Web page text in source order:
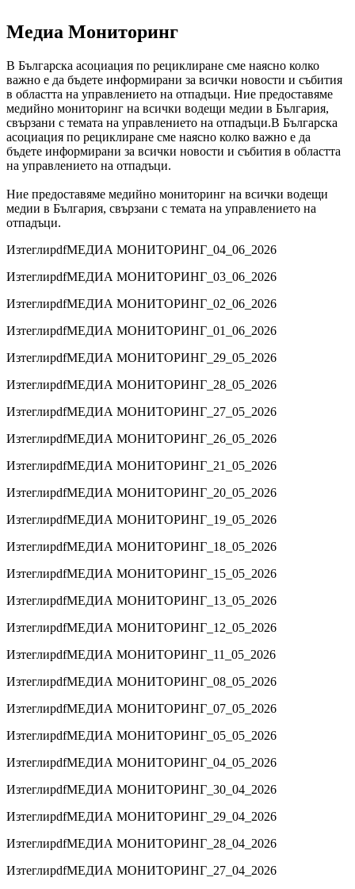
Медиа Мониторинг
В Българска асоциация по рециклиране сме наясно колко
важно е да бъдете информирани за всички новости и събития
в областта на управлението на отпадъци. Ние предоставяме
медийно мониторинг на всички водещи медии в България,
свързани с темата на управлението на отпадъци.В Българска
асоциация по рециклиране сме наясно колко важно е да
бъдете информирани за всички новости и събития в областта
на управлението на отпадъци.
Ние предоставяме медийно мониторинг на всички водещи
медии в България, свързани с темата на управлението на
отпадъци.
ИзтеглиpdfМЕДИА МОНИТОРИНГ_04_06_2026
ИзтеглиpdfМЕДИА МОНИТОРИНГ_03_06_2026
ИзтеглиpdfМЕДИА МОНИТОРИНГ_02_06_2026
ИзтеглиpdfМЕДИА МОНИТОРИНГ_01_06_2026
ИзтеглиpdfМЕДИА МОНИТОРИНГ_29_05_2026
ИзтеглиpdfМЕДИА МОНИТОРИНГ_28_05_2026
ИзтеглиpdfМЕДИА МОНИТОРИНГ_27_05_2026
ИзтеглиpdfМЕДИА МОНИТОРИНГ_26_05_2026
ИзтеглиpdfМЕДИА МОНИТОРИНГ_21_05_2026
ИзтеглиpdfМЕДИА МОНИТОРИНГ_20_05_2026
ИзтеглиpdfМЕДИА МОНИТОРИНГ_19_05_2026
ИзтеглиpdfМЕДИА МОНИТОРИНГ_18_05_2026
ИзтеглиpdfМЕДИА МОНИТОРИНГ_15_05_2026
ИзтеглиpdfМЕДИА МОНИТОРИНГ_13_05_2026
ИзтеглиpdfМЕДИА МОНИТОРИНГ_12_05_2026
ИзтеглиpdfМЕДИА МОНИТОРИНГ_11_05_2026
ИзтеглиpdfМЕДИА МОНИТОРИНГ_08_05_2026
ИзтеглиpdfМЕДИА МОНИТОРИНГ_07_05_2026
ИзтеглиpdfМЕДИА МОНИТОРИНГ_05_05_2026
ИзтеглиpdfМЕДИА МОНИТОРИНГ_04_05_2026
ИзтеглиpdfМЕДИА МОНИТОРИНГ_30_04_2026
ИзтеглиpdfМЕДИА МОНИТОРИНГ_29_04_2026
ИзтеглиpdfМЕДИА МОНИТОРИНГ_28_04_2026
ИзтеглиpdfМЕДИА МОНИТОРИНГ_27_04_2026